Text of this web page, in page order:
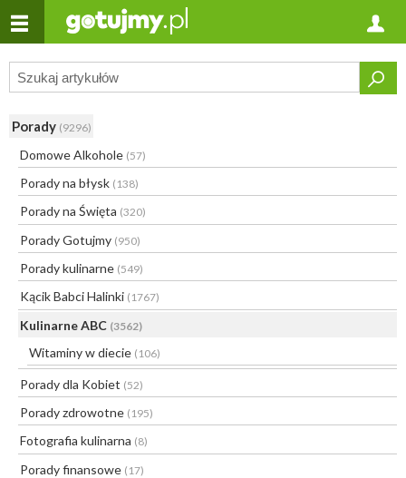
Porady (9296)
Domowe Alkohole (57)
Porady na błysk (138)
Porady na Święta (320)
Porady Gotujmy (950)
Porady kulinarne (549)
Kącik Babci Halinki (1767)
Kulinarne ABC (3562)
Witaminy w diecie (106)
Porady dla Kobiet (52)
Porady zdrowotne (195)
Fotografia kulinarna (8)
Porady finansowe (17)